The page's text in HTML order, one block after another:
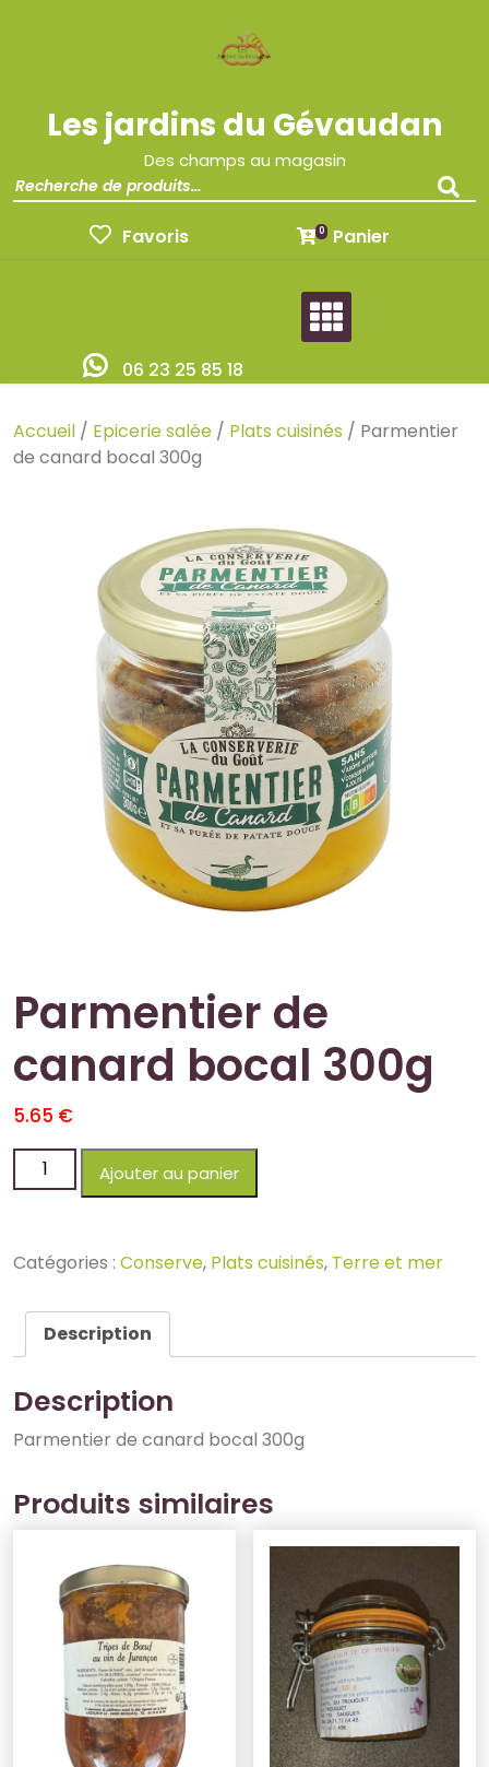
Les jardins du Gévaudan
Des champs au magasin
Favoris 0 Panier
06 23 25 85 18
Accueil / Epicerie salée / Plats cuisinés / Parmentier
de canard bocal 300g
Parmentier de
canard bocal 300g
5.65 €
Ajouter au panier
Catégories : Conserve, Plats cuisinés, Terre et mer
Description
Description
Parmentier de canard bocal 300g
Produits similaires